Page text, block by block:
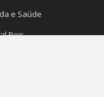
e Saúde
Reis